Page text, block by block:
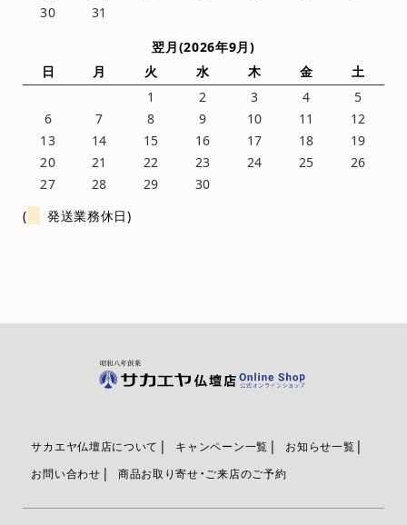
30
31
翌月(2026年9月)
日
月 火 水 木 金
土
1
2 3 4
5
6
7 8 9 10 11
12
13
14 15 16 17 18
19
20
21 22 23 24 25
26
27
28 29
30
(
発送業務休日)
サカエヤ仏壇店について キャンペーン一覧
お知らせ一覧
お問い合わせ
商品お取り寄せ・ご来店のご予約